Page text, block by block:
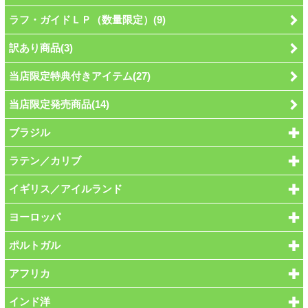
ラフ・ガイドＬＰ（数量限定）(9)
訳あり商品(3)
当店限定特典付きアイテム(27)
当店限定発売商品(14)
ブラジル
ラテン／カリブ
イギリス／アイルランド
ヨーロッパ
ポルトガル
アフリカ
インド洋